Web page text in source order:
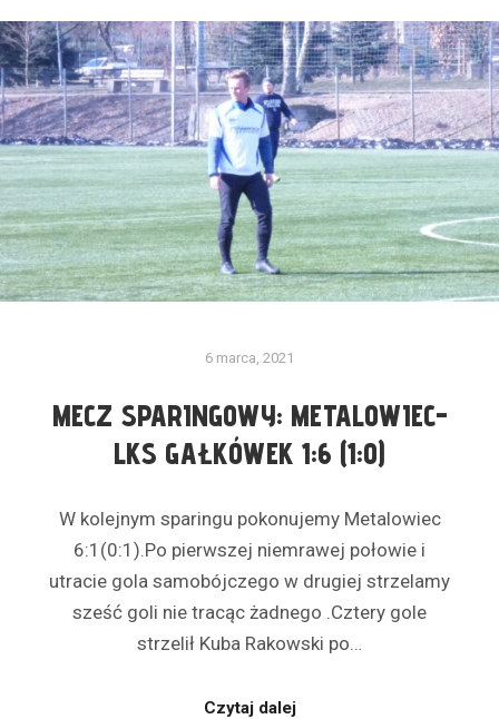
6 marca, 2021
MECZ SPARINGOWY: METALOWIEC-
LKS GAŁKÓWEK 1:6 (1:0)
W kolejnym sparingu pokonujemy Metalowiec
6:1(0:1).Po pierwszej niemrawej połowie i
utracie gola samobójczego w drugiej strzelamy
sześć goli nie tracąc żadnego .Cztery gole
strzelił Kuba Rakowski po…
Czytaj dalej